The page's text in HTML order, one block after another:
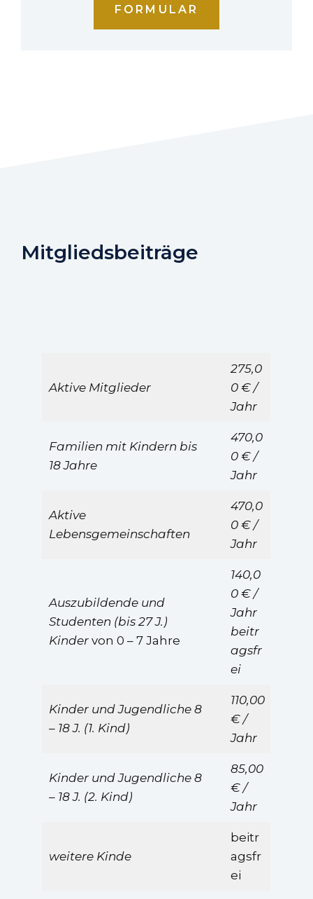
FORMULAR
Mitgliedsbeiträge
Aktive Mitglieder
275,0
0 € /
Jahr
Familien mit Kindern bis
18 Jahre
470,0
0 € /
Jahr
Aktive
Lebensgemeinschaften
470,0
0 € /
Jahr
Auszubildende und
Studenten (bis 27 J.)
Kindervon 0 – 7 Jahre
140,0
0 € /
Jahr
beitr
agsfr
ei
Kinder und Jugendliche 8
– 18 J. (1. Kind)
110,00
€ /
Jahr
Kinder und Jugendliche 8
– 18 J. (2. Kind)
85,00
€ /
Jahr
weitere Kinde
beitr
agsfr
ei